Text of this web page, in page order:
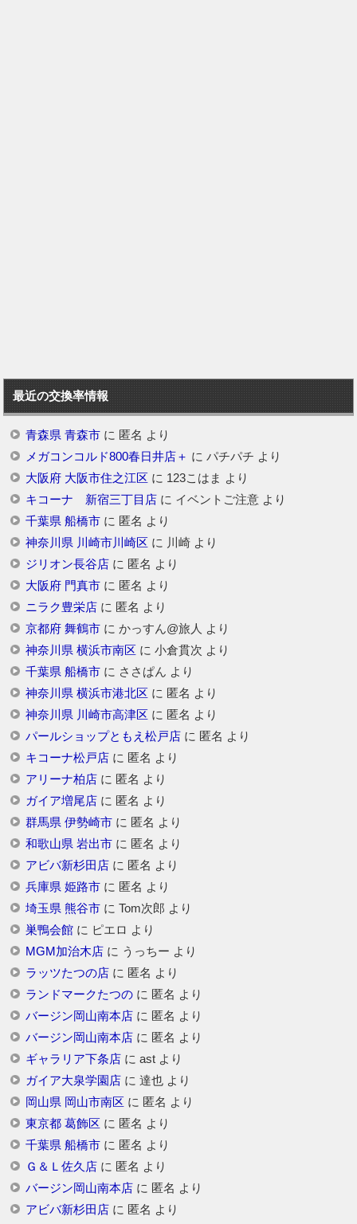
最近の交換率情報
青森県 青森市に 匿名 より
メガコンコルド800春日井店＋ に パチパチ より
大阪府 大阪市住之江区 に 123こはま より
キコーナ 新宿三丁目店に イベントご注意より
千葉県 船橋市に 匿名 より
神奈川県 川崎市川崎区 に 川崎より
ジリオン長谷店に 匿名 より
大阪府 門真市に 匿名 より
ニラク豊栄店に 匿名 より
京都府 舞鶴市に かっすん@旅人 より
神奈川県 横浜市南区 に 小倉貫次 より
千葉県 船橋市に ささぱん より
神奈川県 横浜市港北区 に 匿名 より
神奈川県 川崎市高津区 に 匿名 より
パールショップともえ松戸店に 匿名 より
キコーナ松戸店に 匿名 より
アリーナ柏店に 匿名 より
ガイア増尾店に 匿名 より
群馬県 伊勢崎市に 匿名 より
和歌山県 岩出市に 匿名 より
アビバ新杉田店に 匿名 より
兵庫県 姫路市に 匿名 より
埼玉県 熊谷市に Tom次郎 より
巣鴨会館に ピエロ より
MGM加治木店に うっちー より
ラッツたつの店に 匿名 より
ランドマークたつのに 匿名 より
バージン岡山南本店に 匿名 より
バージン岡山南本店に 匿名 より
ギャラリア下条店に astより
ガイア大泉学園店に 達也より
岡山県 岡山市南区 に 匿名 より
東京都 葛飾区 に 匿名 より
千葉県 船橋市に 匿名 より
Ｇ＆Ｌ佐久店に 匿名 より
バージン岡山南本店に 匿名 より
アビバ新杉田店に 匿名 より